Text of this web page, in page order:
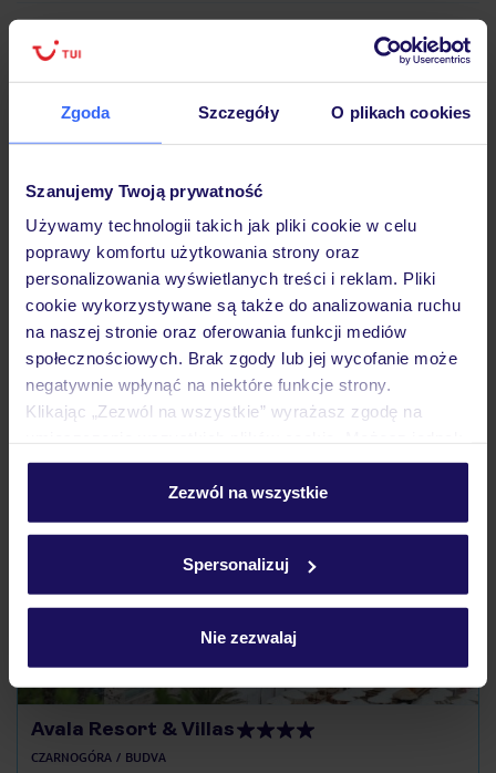
Zgoda Szczegóły O plikach cookies
Szanujemy Twoją prywatność
Używamy technologii takich jak pliki cookie w celu
poprawy komfortu użytkowania strony oraz
personalizowania wyświetlanych treści i reklam. Pliki
cookie wykorzystywane są także do analizowania ruchu
na naszej stronie oraz oferowania funkcji mediów
społecznościowych. Brak zgody lub jej wycofanie może
negatywnie wpłynąć na niektóre funkcje strony.
Klikając „Zezwól na wszystkie” wyrażasz zgodę na
personalizować swój wybór wchodząc w zakładkę
Szczegółowe informacje o plikach cookie znajdziesz
Zezwól na wszystkie
Spersonalizuj
Nie zezwalaj
Atrakcje
Ważne informacje
Często zadawane pytania
Jak zmienić uczestników/osobę zgłaszającą?
Czy w Hotelu będzie przedstawiciel TUI?
Na jakiej podstawie i gdzie otrzymam karty
pokładowe/bilety lotnicze?
Zobacz więcej
Odkryj inne hotele w pobliżu
Avala Resort & Villas
CZARNOGÓRA BUDVA